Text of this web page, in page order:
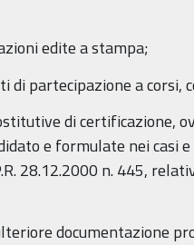
edite a stampa;
partecipazione a corsi,
di certificazione,
e formulate nei casi
28.12.2000 n. 445,
documentazione